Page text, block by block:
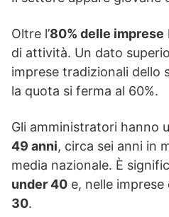
Oltre l’80% delle imprese
di attività. Un dato
imprese tradizionali dello
la quota si ferma al 60%.
Gli amministratori hanno
49 anni, circa sei anni in
media nazionale. È
under 40 e, nelle
30.